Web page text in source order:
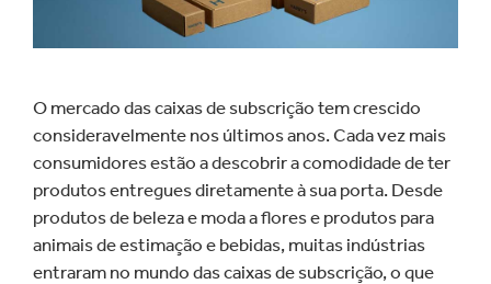
O mercado das caixas de subscrição tem crescido
consideravelmente nos últimos anos. Cada vez mais
consumidores estão a descobrir a comodidade de ter
produtos entregues diretamente à sua porta. Desde
produtos de beleza e moda a flores e produtos para
animais de estimação e bebidas, muitas indústrias
entraram no mundo das caixas de subscrição, o que